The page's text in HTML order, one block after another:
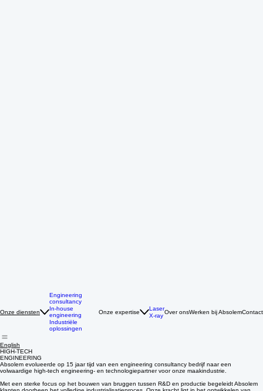
Engineering
consultancy
In-house
engineering
Industriële
Laser
English
HIGH-TECH
ENGINEERING
Absolem evolueerde op 15 jaar tijd van een engineering consultancy bedrijf naar een
volwaardige high-tech engineering- en technologiepartner voor onze maakindustrie.